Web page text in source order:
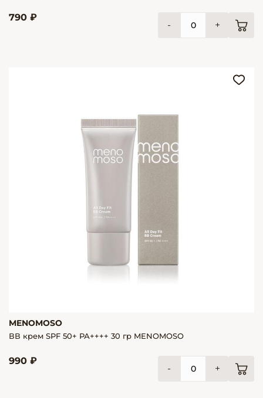
790 ₽
- +
MENOMOSO
ВВ крем SPF 50+ РА++++ 30 гр MENOMOSO
990 ₽
- +